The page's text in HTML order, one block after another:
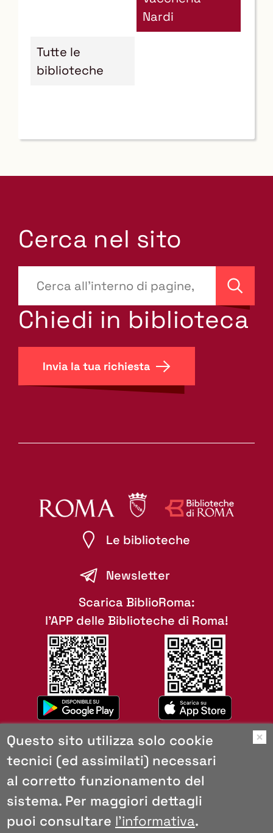
Nardi
Tutte le
biblioteche
Cerca nel sito
site-
search.label???
Cerca
Chiedi in biblioteca
Invia la tua richiesta
Le biblioteche
Newsletter
Scarica BiblioRoma:
l'APP delle Biblioteche di Roma!
Mappa del sito
Copyright
Browser consigliati
Questo sito utilizza solo cookie
tecnici (ed assimilati) necessari
al corretto funzionamento del
sistema. Per maggiori dettagli
puoi consultare l'informativa.